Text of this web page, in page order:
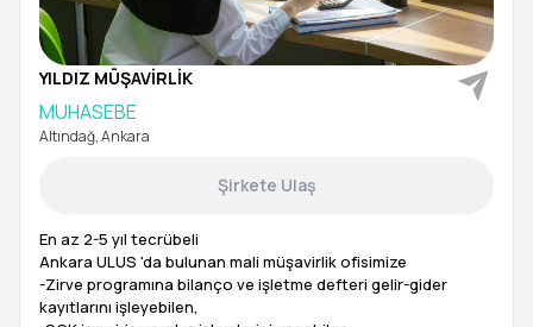
YILDIZ MÜŞAVİRLİK
MUHASEBE
Altındağ, Ankara
Şirkete Ulaş
En az 2-5 yıl tecrübeli
Ankara ULUS 'da bulunan mali müşavirlik ofisimize
-Zirve programına bilanço ve işletme defteri gelir-gider
kayıtlarını işleyebilen,